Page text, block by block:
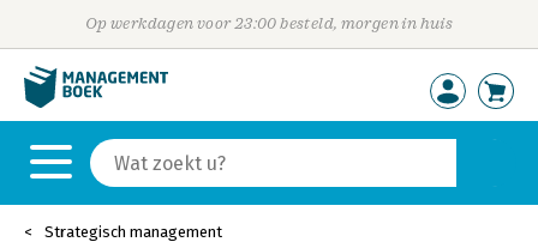
Op werkdagen voor 23:00 besteld, morgen in huis
Strategisch management